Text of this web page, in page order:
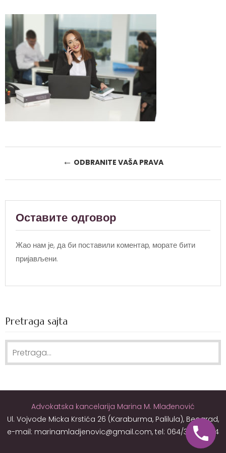
navigation
← ODBRANITE VAŠA PRAVA
Оставите одговор
Жао нам је, да би поставили коментар, морате бити
пријављени.
Pretraga sajta
for:
Advokatska kancelarija Marina M. Mlađenović
Ul. Vojvode Micka Krstića 26 (Karaburma, Palilula), Beograd,
e-mail: marinamladjenovic@gmail.com, tel: 064/344-61-34